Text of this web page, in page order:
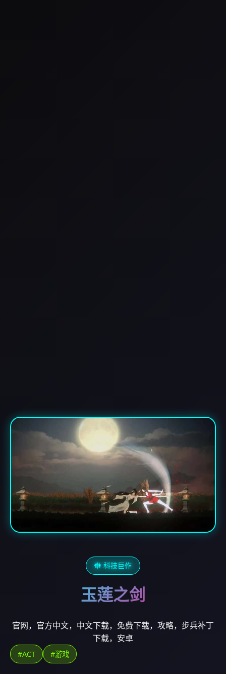
🚻 科技巨作
玉莲之剑
官网，官方中文，中文下载，免费下载，攻略，步兵补丁
下载，安卓
#ACT #游戏